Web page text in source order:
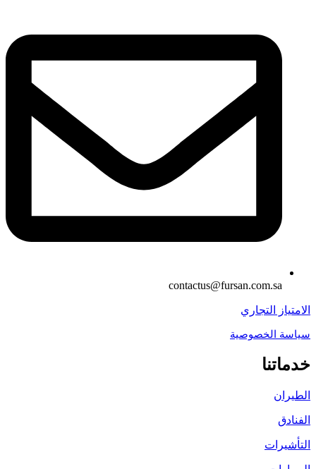
contactus@fursan.com.sa
الامتياز التجاري
سياسة الخصوصية
خدماتنا
الطيران
الفنادق
التأشيرات